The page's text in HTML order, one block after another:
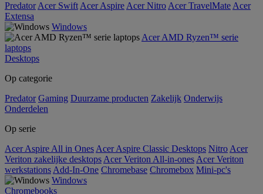
Predator Acer Swift Acer Aspire Acer Nitro Acer TravelMate Acer
Extensa
Windows
Acer AMD Ryzen™ serie
laptops
Desktops
Op categorie
Predator Gaming Duurzame producten Zakelijk Onderwijs
Onderdelen
Op serie
Acer Aspire All in Ones Acer Aspire Classic Desktops Nitro Acer
Veriton zakelijke desktops Acer Veriton All-in-ones Acer Veriton
werkstations Add-In-One Chromebase Chromebox Mini-pc's
Windows
Chromebooks